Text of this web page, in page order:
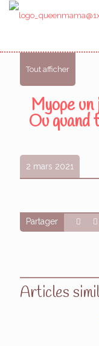
Tout afficher
Myope
Ou
2 mars 2021
Partager
Articles